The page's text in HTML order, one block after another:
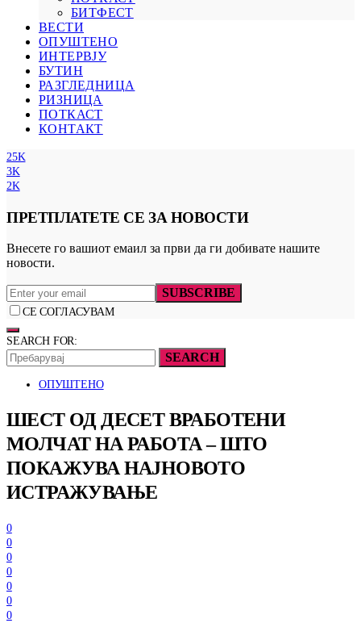
БИТФЕСТ
ВЕСТИ
ОПУШТЕНО
ИНТЕРВЈУ
БУТИН
РАЗГЛЕДНИЦА
РИЗНИЦА
ПОТКАСТ
КОНТАКТ
25K
3K
2K
ПРЕТПЛАТЕТЕ СЕ ЗА НОВОСТИ
Внесете го вашиот емаил за први да ги добивате нашите
новости.
SUBSCRIBE
СЕ СОГЛАСУВАМ
SEARCH FOR:
SEARCH
ОПУШТЕНО
ШЕСТ ОД ДЕСЕТ ВРАБОТЕНИ
МОЛЧАТ НА РАБОТА – ШТО
ПОКАЖУВА НАЈНОВОТО
ИСТРАЖУВАЊЕ
0
0
0
0
0
0
0